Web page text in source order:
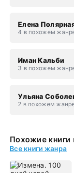
Елена
4 в похожем
Иман Кальби
3 в похожем
Ульяна
2 в похожем
Похожие
Все книги жанра